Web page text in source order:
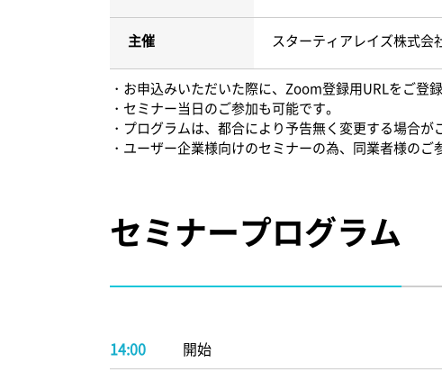
主催 スターティアレイズ株式会
・お申込みいただいた際に、Zoom登録用URLをご登
・セミナー当日のご参加も可能です。
・プログラムは、都合により予告無く変更する場合が
・ユーザー企業様向けのセミナーの為、同業者様の
セミナープログラム
14:00 開始